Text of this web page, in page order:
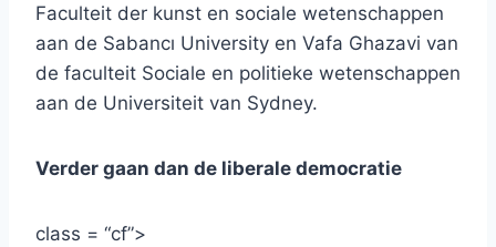
Faculteit der kunst en sociale wetenschappen
aan de Sabancı University en Vafa Ghazavi van
de faculteit Sociale en politieke wetenschappen
aan de Universiteit van Sydney.
Verder gaan dan de liberale democratie
class = “cf”>